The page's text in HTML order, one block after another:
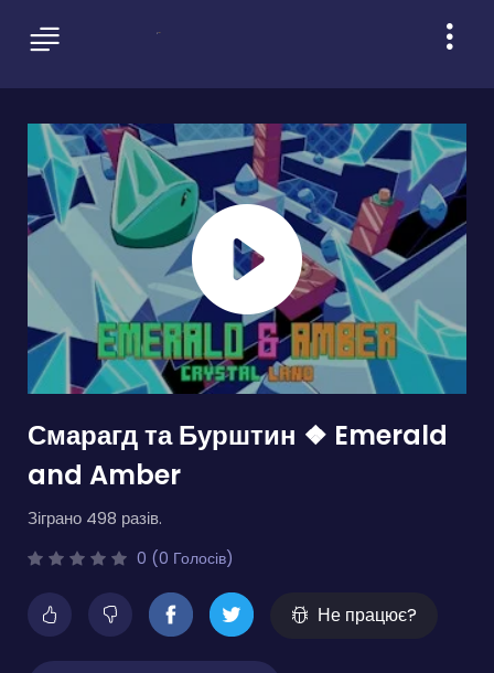
Смарагд та Бурштин ❖ Emerald
and Amber
Зіграно 498 разів.
0 (0 Голосів)
Не працює?